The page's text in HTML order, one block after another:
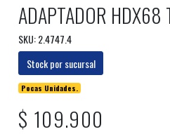
ADAPTADOR HDX68
SKU: 2.4747.4
Stock por sucursal
Pocas Unidades.
$ 109.900